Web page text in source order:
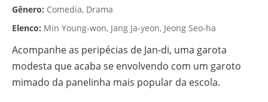
Gênero: Comedia, Drama
Elenco: Min Young-won, Jang Ja-yeon, Jeong Seo-ha
Acompanhe as peripécias de Jan-di, uma garota
modesta que acaba se envolvendo com um garoto
mimado da panelinha mais popular da escola.